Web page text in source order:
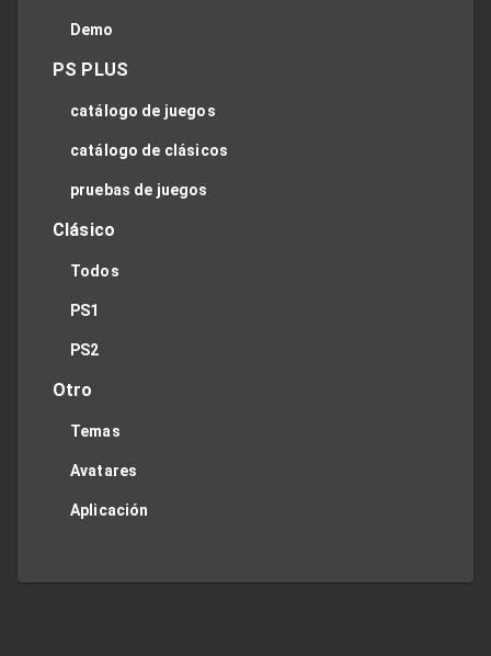
Demo
PS PLUS
catálogo de juegos
catálogo de clásicos
pruebas de juegos
Clásico
Todos
PS1
PS2
Otro
Temas
Avatares
Aplicación